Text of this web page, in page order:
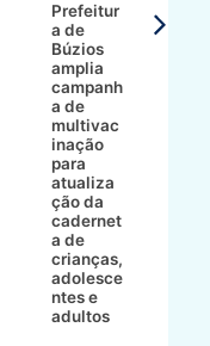
Prefeitur
a de
Búzios
amplia
campanh
a de
multivac
inação
para
atualiza
ção da
cadernet
a de
crianças,
adolesce
ntes e
adultos